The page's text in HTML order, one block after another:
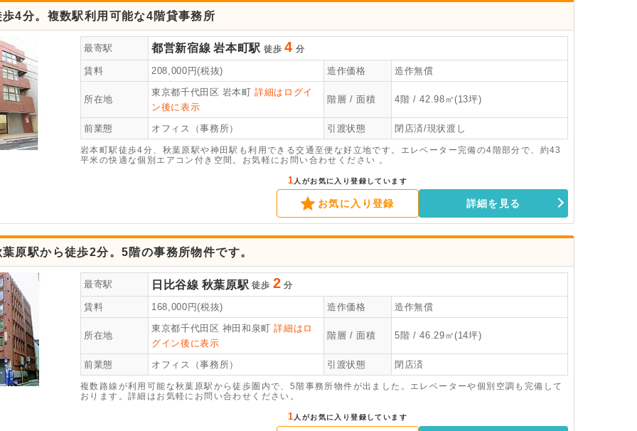
4分。複数駅利用可能な4階貸事務所
最寄駅 都営新宿線 岩本町駅 徒歩 4 分
賃料 208,000円(税抜) 造作価格 造作無償
所在地
東京都千代田区 岩本町詳細はログイ
ン後に表示
階層 / 面積 4階 / 42.98㎡(13坪)
前業態 オフィス（事務所） 引渡状態 閉店済/現状渡し
岩本町駅徒歩4分、秋葉原駅や神田駅も利用できる交通至便な好立地です。エレベーター完備の4階部分で、約43
平米の快適な個別エアコン付き空間。お気軽にお問い合わせください 。
1 人がお気に入り登録しています
お気に入り登録 詳細を見る
原駅から徒歩2分。5階の事務所物件です。
最寄駅 日比谷線 秋葉原駅 徒歩 2 分
賃料 168,000 円(税抜) 造作価格 造作無償
所在地
東京都千代田区 神田和泉町詳細はロ
グイン後に表示
階層 / 面積 5階 / 46.29㎡(14坪)
前業態 オフィス（事務所） 引渡状態 閉店済
複数路線が利用可能な秋葉原駅から徒歩圏内で、5階事務所物件が出ました。エレベーターや個別空調も完備して
おります。詳細はお気軽にお問い合わせください。
1人がお気に入り登録しています